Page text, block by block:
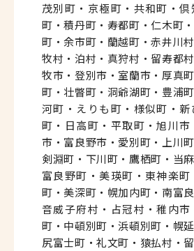
茂別町・京極町・共和町・
町・積丹町・寿都町・仁木町
町・余市町・蘭越町・赤井川
牧村・泊村・真狩村・留寿都
牧市・登別市・室蘭市・厚真
町・壮瞥町・洞爺湖町・豊浦
河町・えりも町・様似町・
町・日高町・平取町・旭川
市・富良野市・愛別町・上川
剣淵町・下川町・鷹栖町・当
富良野町・美瑛町・東神楽
町・美深町・幌加内町・南富
音威子府村・占冠村・稚内
町・中頓別町・浜頓別町・幌
尻富士町・礼文町・猿払村・